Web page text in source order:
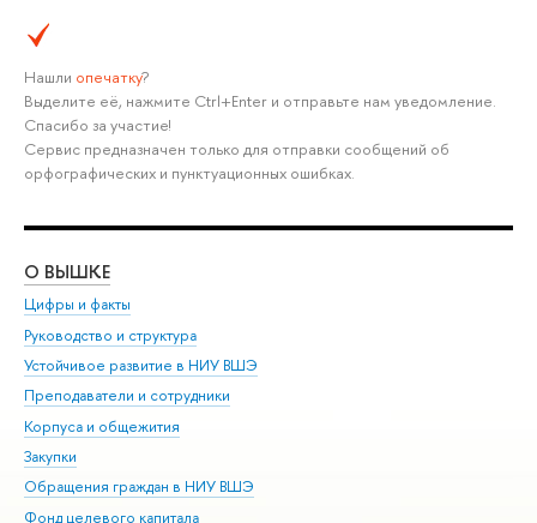
Нашли опечатку?
Выделите её, нажмите Ctrl+Enter и отправьте нам уведомление.
Спасибо за участие!
Сервис предназначен только для отправки сообщений об
орфографических и пунктуационных ошибках.
О ВЫШКЕ
Цифры и факты
Руководство и структура
Устойчивое развитие в НИУ ВШЭ
Преподаватели и сотрудники
Корпуса и общежития
Закупки
Обращения граждан в НИУ ВШЭ
Фонд целевого капитала